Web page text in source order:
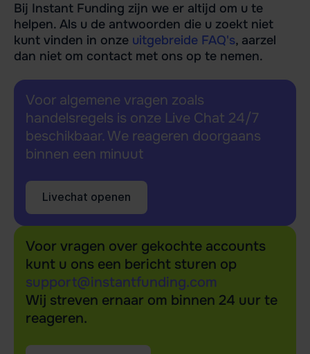
Bij Instant Funding zijn we er altijd om u te
helpen. Als u de antwoorden die u zoekt niet
kunt vinden in onze uitgebreide FAQ's, aarzel
dan niet om contact met ons op te nemen.
Voor algemene vragen zoals
handelsregels is onze Live Chat 24/7
beschikbaar. We reageren doorgaans
binnen een minuut
Livechat openen
Voor vragen over gekochte accounts
kunt u ons een bericht sturen op
support@instantfunding.com
Wij streven ernaar om binnen 24 uur te
reageren.